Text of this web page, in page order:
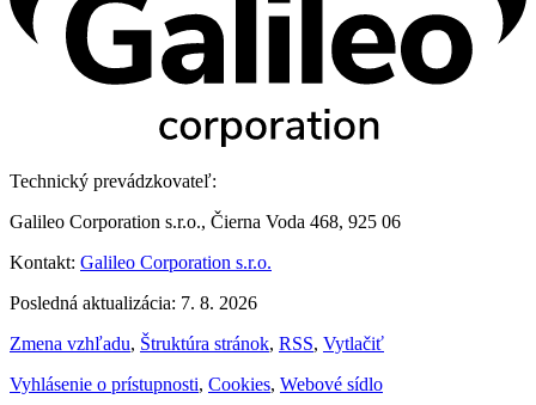
Technický prevádzkovateľ:
Galileo Corporation s.r.o., Čierna Voda 468, 925 06
Kontakt: Galileo Corporation s.r.o.
Posledná aktualizácia: 7. 8. 2026
Zmena vzhľadu, Štruktúra stránok, RSS, Vytlačiť
Vyhlásenie o prístupnosti, Cookies, Webové sídlo